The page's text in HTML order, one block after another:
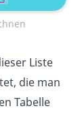
Liste
die man
Tabelle